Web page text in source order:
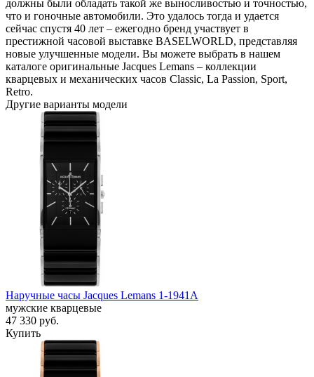
должны были обладать такой же выносливостью и точностью,
что и гоночные автомобили. Это удалось тогда и удается
сейчас спустя 40 лет – ежегодно бренд участвует в
престижной часовой выставке BASELWORLD, представляя
новые улучшенные модели. Вы можете выбрать в нашем
каталоге оригинальные Jacques Lemans – коллекции
кварцевых и механических часов Classic, La Passion, Sport,
Retro.
Другие варианты модели
Наручные часы Jacques Lemans 1-1941A
мужские кварцевые
47 330 руб.
Купить